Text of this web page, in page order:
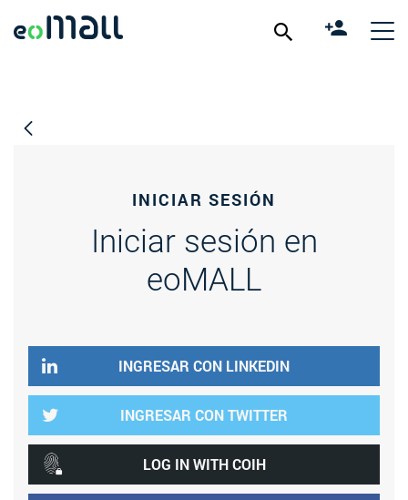
INICIAR SESIÓN
Iniciar sesión en
eoMALL
INGRESAR CON LINKEDIN
INGRESAR CON TWITTER
LOG IN WITH COIH